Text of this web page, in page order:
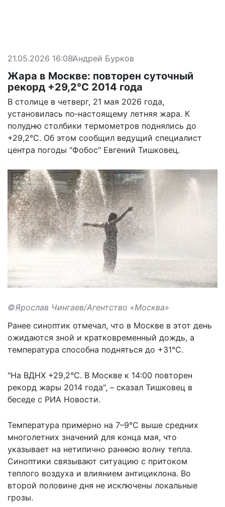
21.05.2026 16:08Андрей Бурков
Жара в Москве: повторен суточный
рекорд +29,2°С 2014 года
В столице в четверг, 21 мая 2026 года,
установилась по‑настоящему летняя жара. К
полудню столбики термометров поднялись до
+29,2°С. Об этом сообщил ведущий специалист
центра погоды "Фобос" Евгений Тишковец.
©Ярослав Чингаев/Агентство «Москва»
Ранее синоптик отмечал, что в Москве в этот день
ожидаются зной и кратковременный дождь, а
температура способна подняться до +31°С.
"На ВДНХ +29,2°С. В Москве к 14:00 повторен
рекорд жары 2014 года", – сказал Тишковец в
беседе с РИА Новости.
Температура примерно на 7–9°С выше средних
многолетних значений для конца мая, что
указывает на нетипично раннюю волну тепла.
Синоптики связывают ситуацию с притоком
теплого воздуха и влиянием антициклона. Во
второй половине дня не исключены локальные
грозы.